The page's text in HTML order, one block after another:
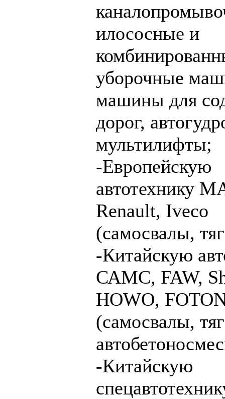
илососные и
уборочные
машины для
дорог,
мультилифты;
-Европейскую
автотехнику
Renault, Iveco
(самосвалы,
-Китайскую
САМС, FAW,
HOWO,
(самосвалы,
-Китайскую